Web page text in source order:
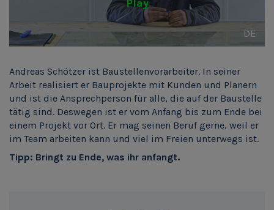
Play
DE
Andreas Schötzer ist Baustellenvorarbeiter. In seiner
Arbeit realisiert er Bauprojekte mit Kunden und Planern
und ist die Ansprechperson für alle, die auf der Baustelle
tätig sind. Deswegen ist er vom Anfang bis zum Ende bei
einem Projekt vor Ort. Er mag seinen Beruf gerne, weil er
im Team arbeiten kann und viel im Freien unterwegs ist.
Tipp: Bringt zu Ende, was ihr anfangt.